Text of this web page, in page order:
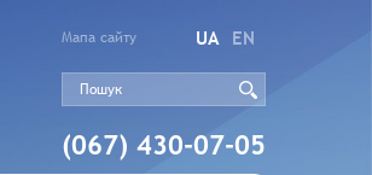
Мапа сайту UA EN
(067) 430-07-05